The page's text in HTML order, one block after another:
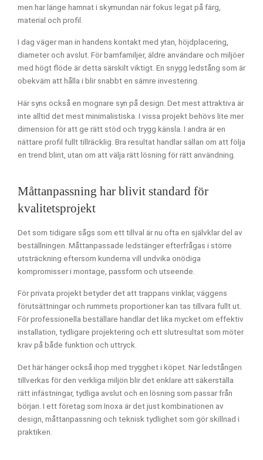
men har länge hamnat i skymundan när fokus legat på färg,
material och profil.
I dag väger man in handens kontakt med ytan, höjdplacering,
diameter och avslut. För barnfamiljer, äldre användare och miljöer
med högt flöde är detta särskilt viktigt. En snygg ledstång som är
obekväm att hålla i blir snabbt en sämre investering.
Här syns också en mognare syn på design. Det mest attraktiva är
inte alltid det mest minimalistiska. I vissa projekt behövs lite mer
dimension för att ge rätt stöd och trygg känsla. I andra är en
nättare profil fullt tillräcklig. Bra resultat handlar sällan om att följa
en trend blint, utan om att välja rätt lösning för rätt användning.
Måttanpassning har blivit standard för
kvalitetsprojekt
Det som tidigare sågs som ett tillval är nu ofta en självklar del av
beställningen. Måttanpassade ledstänger efterfrågas i större
utsträckning eftersom kunderna vill undvika onödiga
kompromisser i montage, passform och utseende.
För privata projekt betyder det att trappans vinklar, väggens
förutsättningar och rummets proportioner kan tas tillvara fullt ut.
För professionella beställare handlar det lika mycket om effektiv
installation, tydligare projektering och ett slutresultat som möter
krav på både funktion och uttryck.
Det här hänger också ihop med trygghet i köpet. När ledstången
tillverkas för den verkliga miljön blir det enklare att säkerställa
rätt infästningar, tydliga avslut och en lösning som passar från
början. I ett företag som Inoxa är det just kombinationen av
design, måttanpassning och teknisk tydlighet som gör skillnad i
praktiken.